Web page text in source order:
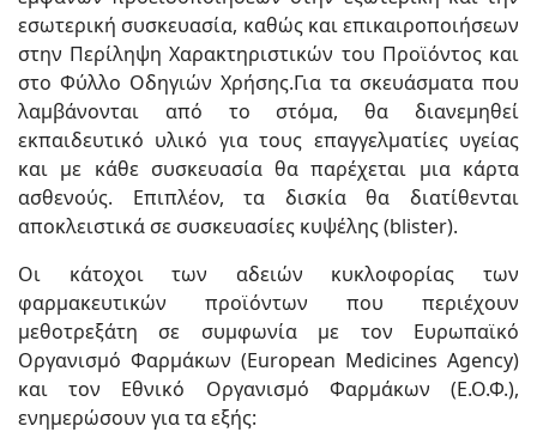
εσωτερική συσκευασία, καθώς και επικαιροποιήσεων
στην Περίληψη Χαρακτηριστικών του Προϊόντος και
στο Φύλλο Οδηγιών Χρήσης.Για τα σκευάσματα που
λαμβάνονται από το στόμα, θα διανεμηθεί
εκπαιδευτικό υλικό για τους επαγγελματίες υγείας
και με κάθε συσκευασία θα παρέχεται μια κάρτα
ασθενούς. Επιπλέον, τα δισκία θα διατίθενται
αποκλειστικά σε συσκευασίες κυψέλης (blister).
Οι κάτοχοι των αδειών κυκλοφορίας των
φαρμακευτικών προϊόντων που περιέχουν
μεθοτρεξάτη σε συμφωνία με τον Ευρωπαϊκό
Οργανισμό Φαρμάκων (European Medicines Agency)
και τον Εθνικό Οργανισμό Φαρμάκων (Ε.Ο.Φ.),
ενημερώσουν για τα εξής: